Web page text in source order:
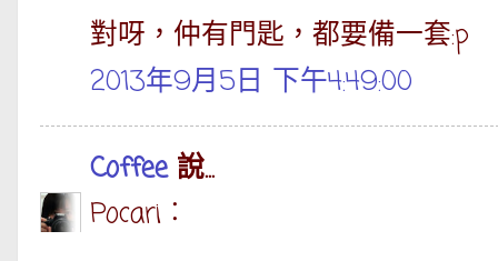
對呀，仲有門匙，都要備一套:p
2013年9月5日 下午4:49:00
Coffee說...
Pocari︰